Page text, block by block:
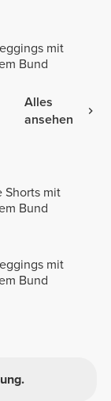
mit
Bund
Alles
ansehen
Shorts mit
Bund
mit
Bund